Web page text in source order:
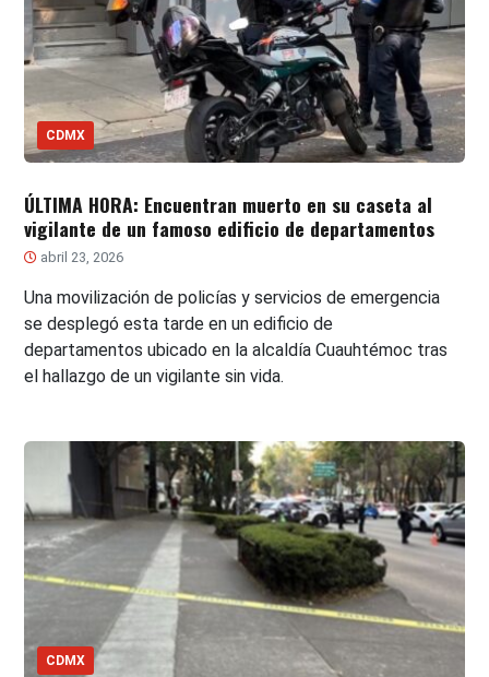
CDMX
ÚLTIMA HORA: Encuentran muerto en su caseta al
vigilante de un famoso edificio de departamentos
abril 23, 2026
Una movilización de policías y servicios de emergencia
se desplegó esta tarde en un edificio de
departamentos ubicado en la alcaldía Cuauhtémoc tras
el hallazgo de un vigilante sin vida.
CDMX